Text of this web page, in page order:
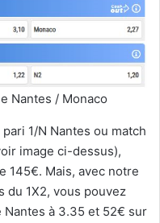
Nantes / Monaco
1/N Nantes ou match
image ci-dessus),
145€. Mais, avec notre
du 1X2, vous pouvez
à 3.35 et 52€ sur